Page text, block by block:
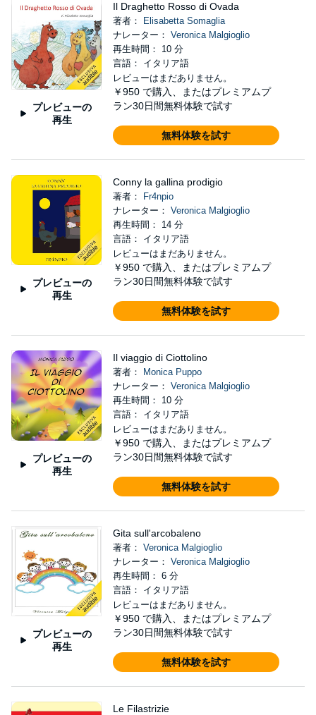
プレビューの
再生
Il Draghetto Rosso di Ovada
著者：
Elisabetta Somaglia
ナレーター： Veronica Malgioglio
再生時間： 10 分
言語： イタリア語
レビューはまだありません。
￥950 で購入、またはプレミアムプ
ラン30日間無料体験で試す
無料体験を試す
プレビューの
再生
Conny la gallina prodigio
著者：
Fr4npio
ナレーター： Veronica Malgioglio
再生時間： 14 分
言語： イタリア語
レビューはまだありません。
￥950 で購入、またはプレミアムプ
ラン30日間無料体験で試す
無料体験を試す
プレビューの
再生
Il viaggio di Ciottolino
著者：
Monica Puppo
ナレーター： Veronica Malgioglio
再生時間： 10 分
言語： イタリア語
レビューはまだありません。
￥950 で購入、またはプレミアムプ
ラン30日間無料体験で試す
無料体験を試す
プレビューの
再生
Gita sull'arcobaleno
著者： Veronica Malgioglio
ナレーター： Veronica Malgioglio
再生時間： 6 分
言語： イタリア語
レビューはまだありません。
￥950 で購入、またはプレミアムプ
ラン30日間無料体験で試す
無料体験を試す
Le Filastrizie